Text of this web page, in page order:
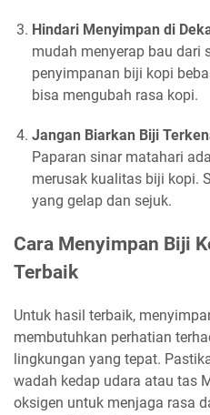
Hindari Menyimpan di
mudah menyerap bau dari
penyimpanan biji kopi
bisa mengubah rasa kopi.
Jangan Biarkan Biji
Paparan sinar matahari
merusak kualitas biji kopi.
yang gelap dan sejuk.
Cara Menyimpan Biji
Terbaik
Untuk hasil terbaik,
membutuhkan perhatian
lingkungan yang tepat.
wadah kedap udara atau tas
oksigen untuk menjaga rasa